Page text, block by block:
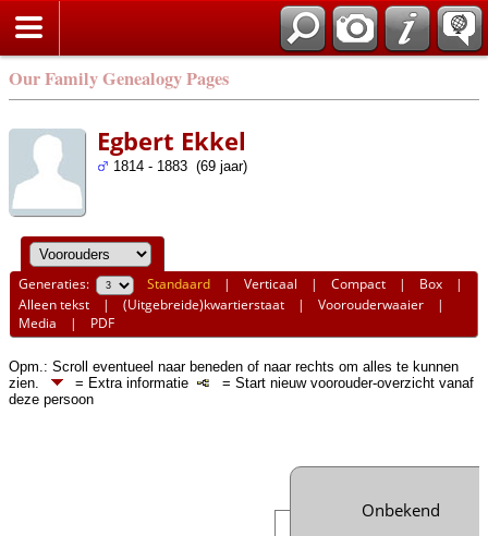
Our Family Genealogy Pages
Egbert Ekkel
1814 - 1883 (69 jaar)
Generaties: Standaard |Verticaal |Compact | Box |
Alleen tekst |(Uitgebreide)kwartierstaat |Voorouderwaaier |
Media | PDF
Opm.: Scroll eventueel naar beneden of naar rechts om alles te kunnen
zien.
= Extra informatie
= Start nieuw voorouder-overzicht vanaf
deze persoon
Onbekend